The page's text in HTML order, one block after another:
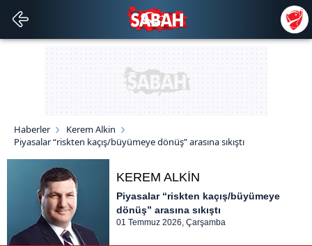
Haberler
Kerem Alkin
Piyasalar “riskten kaçış/büyümeye dönüş” arasına sıkıştı
KEREM ALKİN
Piyasalar “riskten kaçış/büyümeye
dönüş” arasına sıkıştı
01 Temmuz 2026, Çarşamba